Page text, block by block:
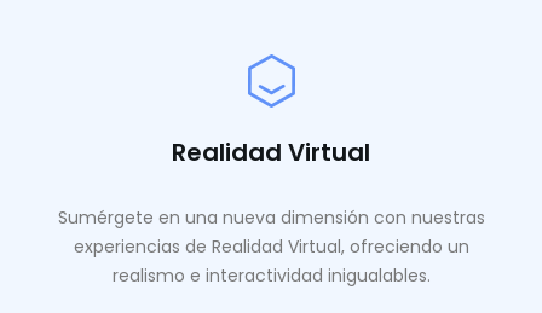
Realidad Virtual
Sumérgete en una nueva dimensión con nuestras
experiencias de Realidad Virtual, ofreciendo un
realismo e interactividad inigualables.